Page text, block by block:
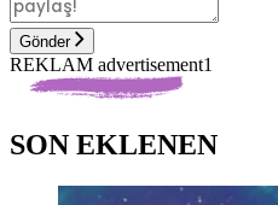
Gönder
REKLAM advertisement1
SON EKLENEN